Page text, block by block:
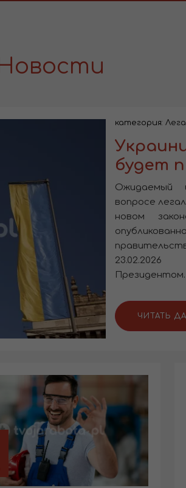
Новости
категория:
будет
Ожидаемый
вопросе
новом
ЧИТАТЬ